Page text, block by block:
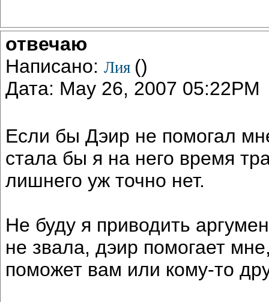
отвечаю
Написано: Лия ()
Дата: May 26, 2007 05:22PM
Если бы Дэир не помогал
стала бы я на него время
лишнего уж точно нет.
Не буду я приводить
не звала, дэир помогает
поможет вам или кому-то